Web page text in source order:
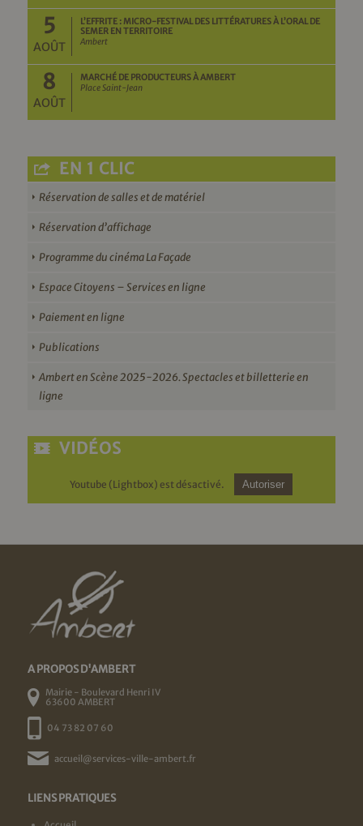
5
AOÛT
L’EFFRITE : MICRO-FESTIVAL DES LITTÉRATURES À L’ORAL DE
SEMER EN TERRITOIRE
Ambert
8
AOÛT
MARCHÉ DE PRODUCTEURS À AMBERT
Place Saint-Jean
EN 1 CLIC
Réservation de salles et de matériel
Réservation d’affichage
Programme du cinéma La Façade
Espace Citoyens – Services en ligne
Paiement en ligne
Publications
Ambert en Scène 2025-2026. Spectacles et billetterie en
ligne
VIDÉOS
Youtube (Lightbox) est désactivé. Autoriser
A PROPOS D'AMBERT
Mairie - Boulevard Henri IV
63600 AMBERT
04 73 82 07 60
accueil@services-ville-ambert.fr
LIENS PRATIQUES